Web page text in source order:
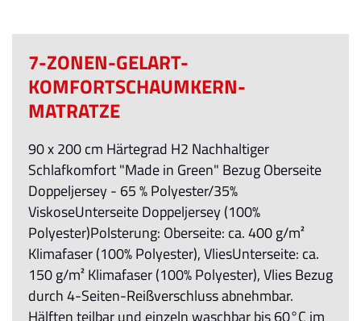
7-ZONEN-GELART-
KOMFORTSCHAUMKERN-
MATRATZE
90 x 200 cm Härtegrad H2 Nachhaltiger
Schlafkomfort "Made in Green" Bezug Oberseite
Doppeljersey - 65 % Polyester/35%
ViskoseUnterseite Doppeljersey (100%
Polyester)Polsterung: Oberseite: ca. 400 g/m²
Klimafaser (100% Polyester), VliesUnterseite: ca.
150 g/m² Klimafaser (100% Polyester), Vlies Bezug
durch 4-Seiten-Reißverschluss abnehmbar.